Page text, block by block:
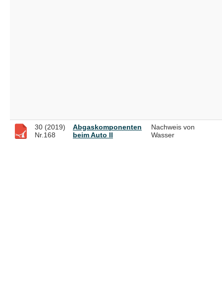
30 (2019)
Nr.168
Abgaskomponenten
beim Auto II
Nachweis von
Wasser